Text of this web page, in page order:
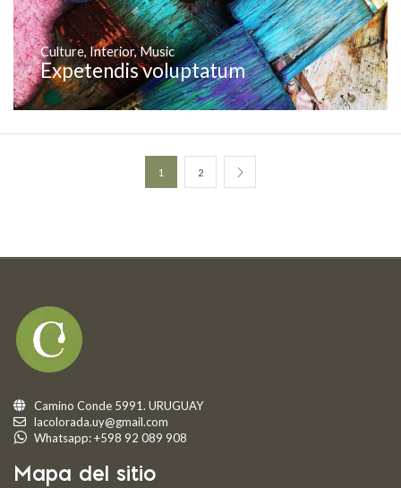
Culture, Interior,Music
Expetendis voluptatum
1 2
Camino Conde 5991. URUGUAY
lacolorada.uy@gmail.com
Whatsapp: +598 92 089 908
Mapa del sitio